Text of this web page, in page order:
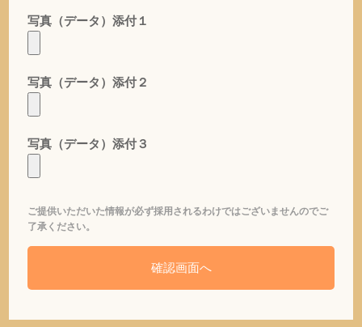
写真（データ）添付１
写真（データ）添付２
写真（データ）添付３
ご提供いただいた情報が必ず採用されるわけではございませんのでご
了承ください。